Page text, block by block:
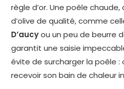
règle d’or. Une poêle chaude,
d’olive de qualité, comme
D’aucyou un peu de beurre
garantit une saisie
évite de surcharger la poêle :
recevoir son bain de chaleur